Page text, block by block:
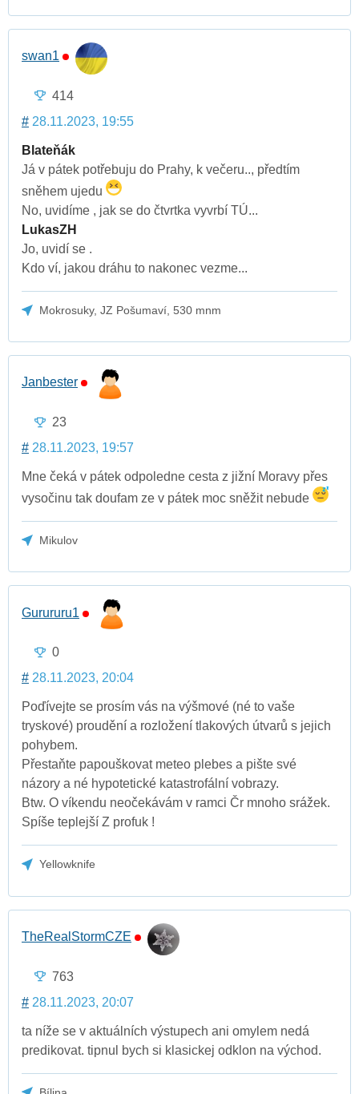
swan1
414
# 28.11.2023, 19:55
Blateňák
Já v pátek potřebuju do Prahy, k večeru.., předtím
sněhem ujedu
No, uvidíme , jak se do čtvrtka vyvrbí TÚ...
LukasZH
Jo, uvidí se .
Kdo ví, jakou dráhu to nakonec vezme...
Mokrosuky, JZ Pošumaví, 530 mnm
Janbester
23
# 28.11.2023, 19:57
Mne čeká v pátek odpoledne cesta z jižní Moravy přes
vysočinu tak doufam ze v pátek moc sněžit nebude
Mikulov
Gurururu1
0
# 28.11.2023, 20:04
Poďívejte se prosím vás na výšmové (né to vaše
tryskové) proudění a rozložení tlakových útvarů s jejich
pohybem.
Přestaňte papouškovat meteo plebes a pište své
názory a né hypotetické katastrofální vobrazy.
Btw. O víkendu neočekávám v ramci Čr mnoho srážek.
Spíše teplejší Z profuk !
Yellowknife
TheRealStormCZE
763
# 28.11.2023, 20:07
ta níže se v aktuálních výstupech ani omylem nedá
predikovat. tipnul bych si klasickej odklon na východ.